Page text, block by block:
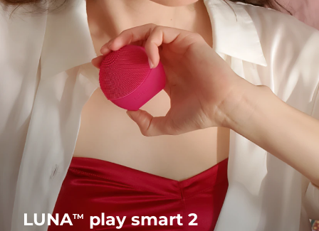
LUNATM play smart 2
我的订阅
issa™ Teeth Whitening Set
FAQ™ Dual LED Panel
热门产品
特别优惠 畅销产品
发货国家
美国 预计送达日期 8/10/26
英国 预计送达日期 8/9/26
西班牙 预计送达日期8/9/26
澳大利亚 预计送达日期 8/12/26
预计送达日期